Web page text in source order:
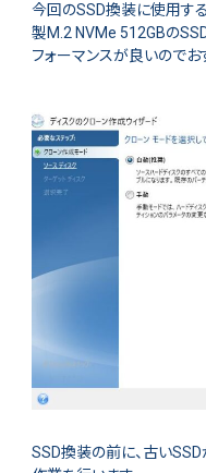
今回のSSD換装に使用す
製M.2 NVMe 512GBの
フォーマンスが良いのでお
SSD換装の前に、古い